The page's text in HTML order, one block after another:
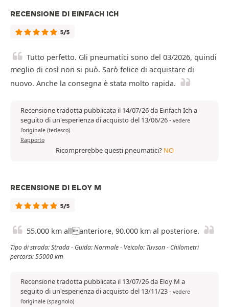
RECENSIONE DI EINFACH ICH
5/5
Tutto perfetto. Gli pneumatici sono del 03/2026, quindi
meglio di così non si può. Sarò felice di acquistare di
nuovo. Anche la consegna è stata molto rapida.
Recensione tradotta pubblicata il 14/07/26 da Einfach Ich a
seguito di un'esperienza di acquisto del 13/06/26- vedere
l'originale (tedesco)
Rapporto
Ricomprerebbe questi pneumatici? NO
RECENSIONE DI ELOY M
5/5
55.000 km allanteriore, 90.000 km al posteriore.
Tipo di strada: Strada - Guida: Normale - Veicolo: Tuvson - Chilometri
percorsi: 55000 km
Recensione tradotta pubblicata il 13/07/26 da Eloy M a
seguito di un'esperienza di acquisto del 13/11/23- vedere
l'originale (spagnolo)